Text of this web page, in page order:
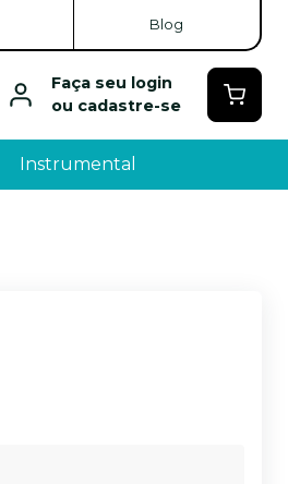
Blog
Faça seu login
ou cadastre-se
Instrumental